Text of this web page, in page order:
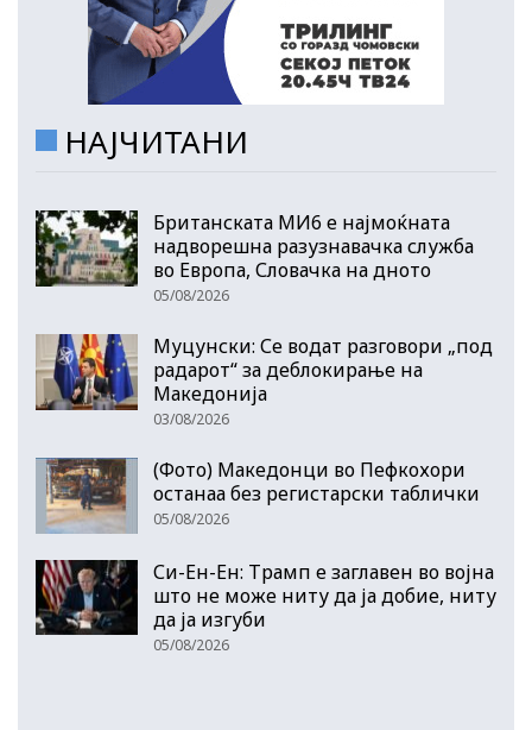
НАЈЧИТАНИ
Британската МИ6 е најмоќната
надворешна разузнавачка служба
во Европа, Словачка на дното
05/08/2026
Муцунски: Се водат разговори „под
радарот“ за деблокирање на
Македонија
03/08/2026
(Фото) Македонци во Пефкохори
останаа без регистарски таблички
05/08/2026
Си-Ен-Ен: Трамп е заглавен во војна
што не може ниту да ја добие, ниту
да ја изгуби
05/08/2026